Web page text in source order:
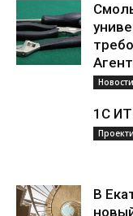
Новости
1С
В